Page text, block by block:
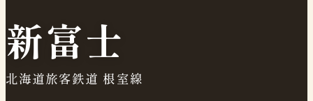
新富士
北海道旅客鉄道 根室線